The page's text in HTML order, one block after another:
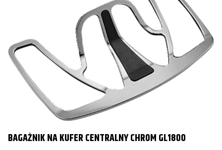
BAGAŻNIK NA KUFER CENTRALNY CHROM GL1800